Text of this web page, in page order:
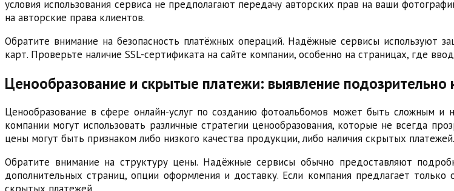
условия использования сервиса не предполагают передачу авторских прав на ваши
на авторские права клиентов.
Обратите внимание на безопасность платёжных операций. Надёжные сервисы
карт. Проверьте наличие SSL-сертификата на сайте компании, особенно на страницах, где
Ценообразование и скрытые платежи: выявление
Ценообразование в сфере онлайн-услуг по созданию фотоальбомов может быть сложным
компании могут использовать различные стратегии ценообразования, которые не всегда
цены могут быть признаком либо низкого качества продукции, либо наличия скрытых платежей.
Обратите внимание на структуру цены. Надёжные сервисы обычно предоставляют
дополнительных страниц, опции оформления и доставку. Если компания предлагает